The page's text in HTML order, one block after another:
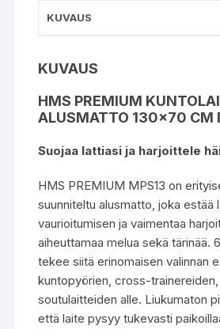
KUVAUS
KUVAUS
HMS PREMIUM
ALUSMATTO 130×70 CM
Suojaa lattiasi ja harjoittele
HMS PREMIUM MPS13 on
suunniteltu alusmatto, joka estää
vaurioitumisen ja vaimentaa
aiheuttamaa melua sekä tärinää.
tekee siitä erinomaisen valinnan
kuntopyörien, cross-
soutulaitteiden alle. Liukumaton
että laite pysyy tukevasti